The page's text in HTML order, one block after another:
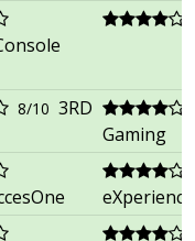
8/10 3RD
Gaming